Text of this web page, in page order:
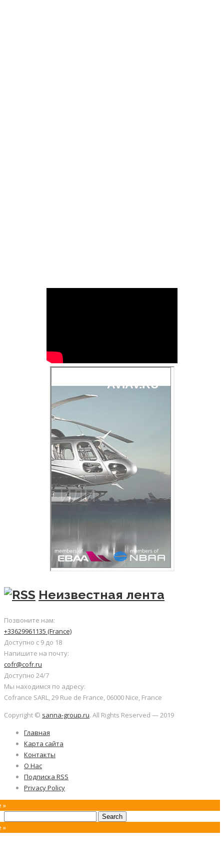
Неизвестная лента
Позвоните нам:
+33629961135 (France)
Доступно с 9 до 18
Напишите на почту:
cofr@cofr.ru
Доступно 24/7
Мы находимся по адресу:
Cofrance SARL, 29 Rue de France, 06000 Nice, France
Copyright © sanna-group.ru. All Rights Reserved — 2019
Главная
Карта сайта
Контакты
О Нас
Подписка RSS
Privacy Policy
»
»